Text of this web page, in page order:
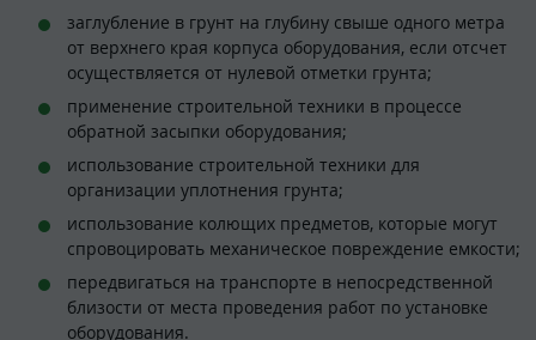
заглубление в грунт на глубину свыше одного метра
от верхнего края корпуса оборудования, если отсчет
осуществляется от нулевой отметки грунта;
применение строительной техники в процессе
обратной засыпки оборудования;
использование строительной техники для
организации уплотнения грунта;
использование колющих предметов, которые могут
спровоцировать механическое повреждение емкости;
передвигаться на транспорте в непосредственной
близости от места проведения работ по установке
оборудования.